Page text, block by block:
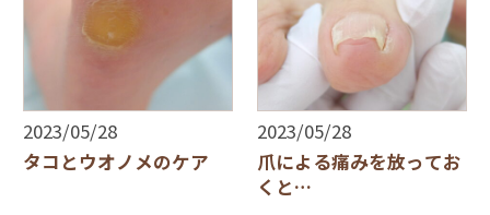
2023/05/28
タコとウオノメのケア
2023/05/28
爪による痛みを放ってお
くと…